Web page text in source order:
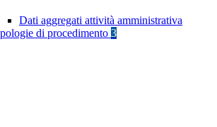
Dati aggregati attività amministrativa
di procedimento 3